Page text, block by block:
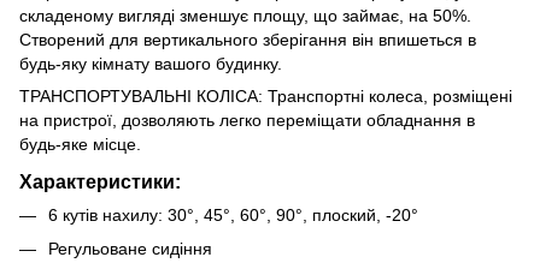
складеному вигляді зменшує площу, що займає, на 50%.
Створений для вертикального зберігання він впишеться в
будь-яку кімнату вашого будинку.
ТРАНСПОРТУВАЛЬНІ КОЛІСА: Транспортні колеса, розміщені
на пристрої, дозволяють легко переміщати обладнання в
будь-яке місце.
Характеристики:
6 кутів нахилу: 30°, 45°, 60°, 90°, плоский, -20°
Регульоване сидіння